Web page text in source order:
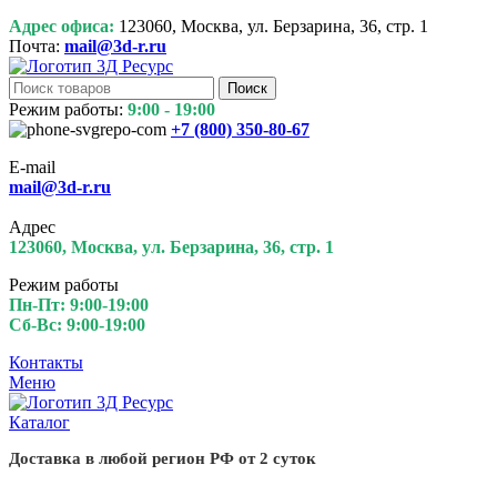
Адрес офиса: 123060, Москва, ул. Берзарина, 36, стр. 1
Почта: mail@3d-r.ru
Поиск
Режим работы: 9:00 - 19:00
+7 (800) 350-80-67
E-mail
mail@3d-r.ru
Адрес
123060, Москва, ул. Берзарина, 36, стр. 1
Режим работы
Пн-Пт: 9:00-19:00
Сб-Вс: 9:00-19:00
Контакты
Меню
Каталог
Доставка в любой регион РФ от 2 суток